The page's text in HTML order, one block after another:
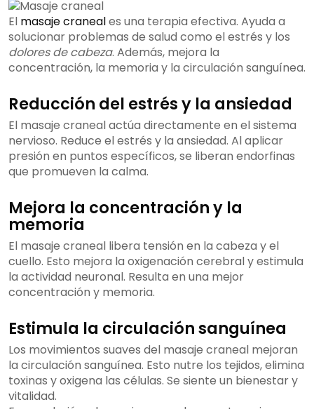
El masaje craneales una terapia efectiva. Ayuda a
solucionar problemas de salud como el estrés y los
dolores de cabeza. Además, mejora la
concentración, la memoria y la circulación sanguínea.
Reducción del estrés y la ansiedad
El masaje craneal actúa directamente en el sistema
nervioso. Reduce el estrés y la ansiedad. Al aplicar
presión en puntos específicos, se liberan endorfinas
que promueven la calma.
Mejora la concentración y la
memoria
El masaje craneal libera tensión en la cabeza y el
cuello. Esto mejora la oxigenación cerebral y estimula
la actividad neuronal. Resulta en una mejor
concentración y memoria.
Estimula la circulación sanguínea
Los movimientos suaves del masaje craneal mejoran
la circulación sanguínea. Esto nutre los tejidos, elimina
toxinas y oxigena las células. Se siente un bienestar y
vitalidad.